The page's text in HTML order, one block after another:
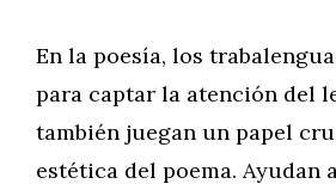
En la poesía, los
para captar la atención del
también juegan un papel
estética del poema. Ayudan